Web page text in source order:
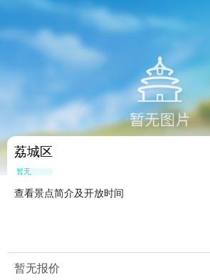
荔城区
暂无点评
查看景点简介及开放时间
暂无报价